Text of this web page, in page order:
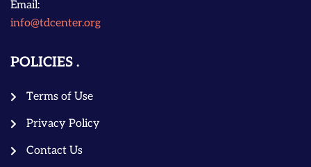
Email:
info@tdcenter.org
POLICIES
Terms of Use
Privacy Policy
Contact Us